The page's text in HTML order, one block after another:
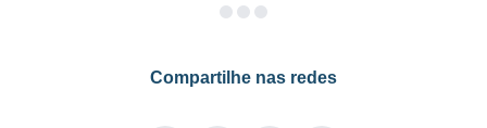
Compartilhe nas redes